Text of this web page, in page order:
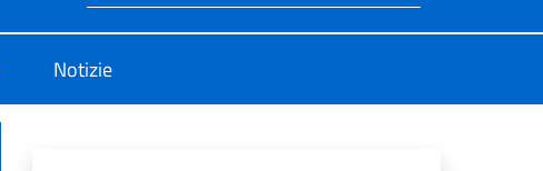
Ricerca sito live
Notizie